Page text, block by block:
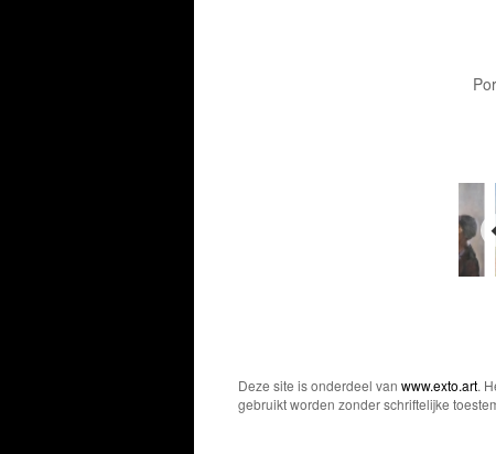
Deze site is onderdeel van www.exto.art.
gebruikt worden zonder schriftelijke